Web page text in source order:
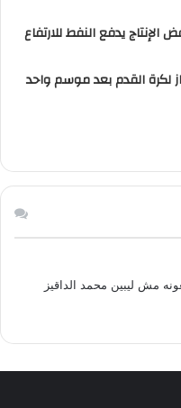
يدفع النفط للارتفاع
لكرة القدم بعد موسم واحد
مش ليبين محمد الداقيز